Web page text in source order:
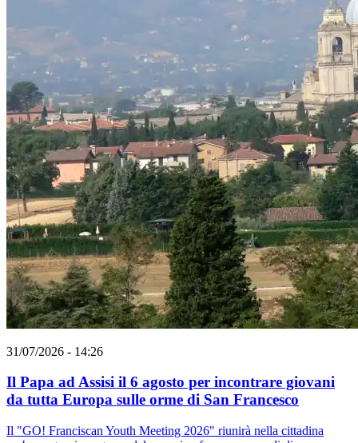
31/07/2026 - 14:26
Il Papa ad Assisi il 6 agosto per incontrare giovani
da tutta Europa sulle orme di San Francesco
Il "GO! Franciscan Youth Meeting 2026" riunirà nella cittadina